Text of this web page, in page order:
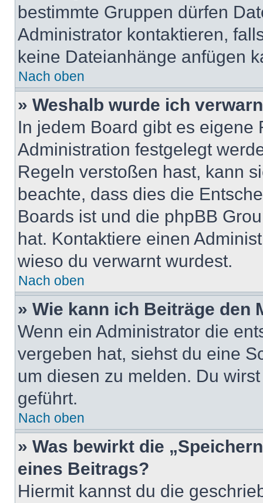
bestimmte Gruppen dürfen
Administrator kontaktieren,
keine Dateianhänge anfügen
Nach oben
» Weshalb wurde ich
In jedem Board gibt es
Administration festgelegt
Regeln verstoßen hast, kann
beachte, dass dies die
Boards ist und die phpBB
hat. Kontaktiere einen
wieso du verwarnt wurdest.
Nach oben
» Wie kann ich Beiträge den
Wenn ein Administrator die
vergeben hat, siehst du eine
um diesen zu melden. Du
geführt.
Nach oben
» Was bewirkt die
eines Beitrags?
Hiermit kannst du die